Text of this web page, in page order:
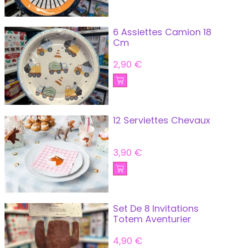
6 Assiettes Camion 18
Cm
2,90 €
12 Serviettes Chevaux
3,90 €
Set De 8 Invitations
Totem Aventurier
4,90 €